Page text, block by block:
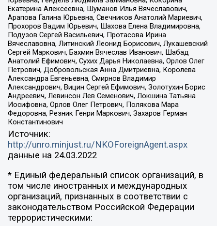
Екатерина Алексеевна, Шуманов Илья Вячеславович,
Арапова Галина Юрьевна, Свечников Анатолий Мариевич,
Прохоров Вадим Юрьевич, Шахова Елена Владимировна,
Подузов Сергей Васильевич, Протасова Ирина
Вячеславовна, Литинский Леонид Борисович, Лукашевский
Сергей Маркович, Бахмин Вячеслав Иванович, Шабад
Анатолий Ефимович, Сухих Дарья Николаевна, Орлов Олег
Петрович, Добровольская Анна Дмитриевна, Королева
Александра Евгеньевна, Смирнов Владимир
Александрович, Вицин Сергей Ефимович, Золотухин Борис
Андреевич, Левинсон Лев Семенович, Локшина Татьяна
Иосифовна, Орлов Олег Петрович, Полякова Мара
Федоровна, Резник Генри Маркович, Захаров Герман
Константинович
Источник:
http://unro.minjust.ru/NKOForeignAgent.aspx
данные на 24.03.2022
* Единый федеральный список организаций, в
том числе иностранных и международных
организаций, признанных в соответствии с
законодательством Российской Федерации
террористическими: